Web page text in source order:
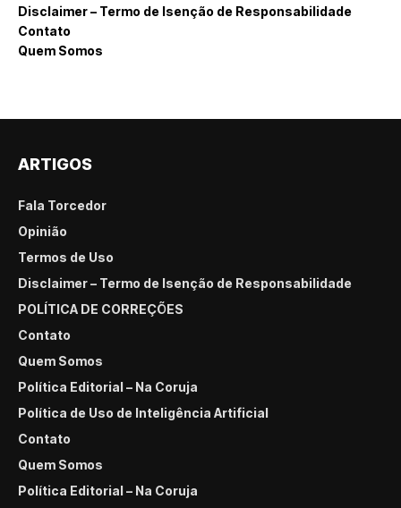
Disclaimer – Termo de Isenção de Responsabilidade
Contato
Quem Somos
ARTIGOS
Fala Torcedor
Opinião
Termos de Uso
Disclaimer – Termo de Isenção de Responsabilidade
POLÍTICA DE CORREÇÕES
Contato
Quem Somos
Política Editorial – Na Coruja
Política de Uso de Inteligência Artificial
Contato
Quem Somos
Política Editorial – Na Coruja